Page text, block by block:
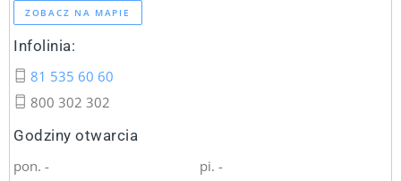
ZOBACZ NA MAPIE
Infolinia:
81 535 60 60
800 302 302
Godziny otwarcia
pon. -
pi. -